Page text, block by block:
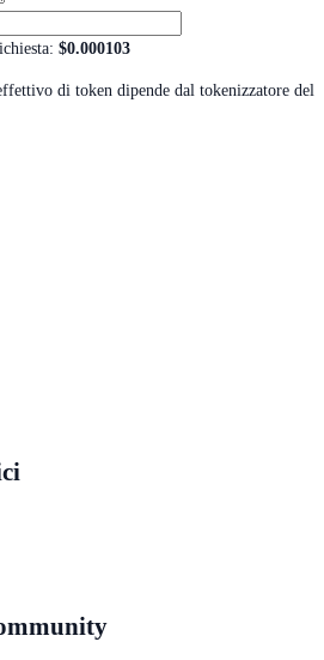
: $0.000103
di token dipende dal tokenizzatore del